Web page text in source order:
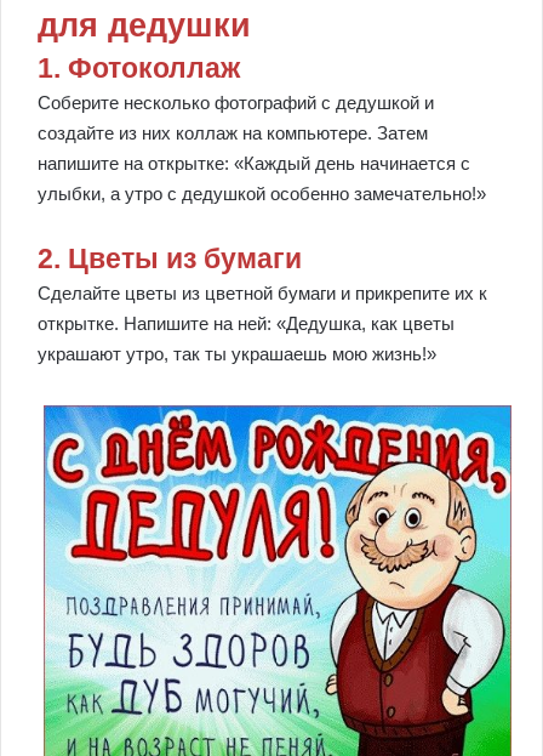
для дедушки
1. Фотоколлаж
Соберите несколько фотографий с дедушкой и
создайте из них коллаж на компьютере. Затем
напишите на открытке: «Каждый день начинается с
улыбки, а утро с дедушкой особенно замечательно!»
2. Цветы из бумаги
Сделайте цветы из цветной бумаги и прикрепите их к
открытке. Напишите на ней: «Дедушка, как цветы
украшают утро, так ты украшаешь мою жизнь!»